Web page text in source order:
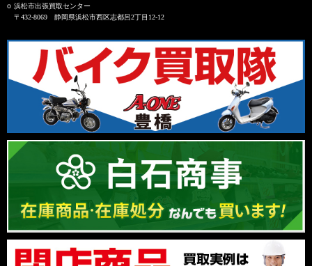
浜松市出張買取センター
〒432-8069 静岡県浜松市西区志都呂2丁目12-12